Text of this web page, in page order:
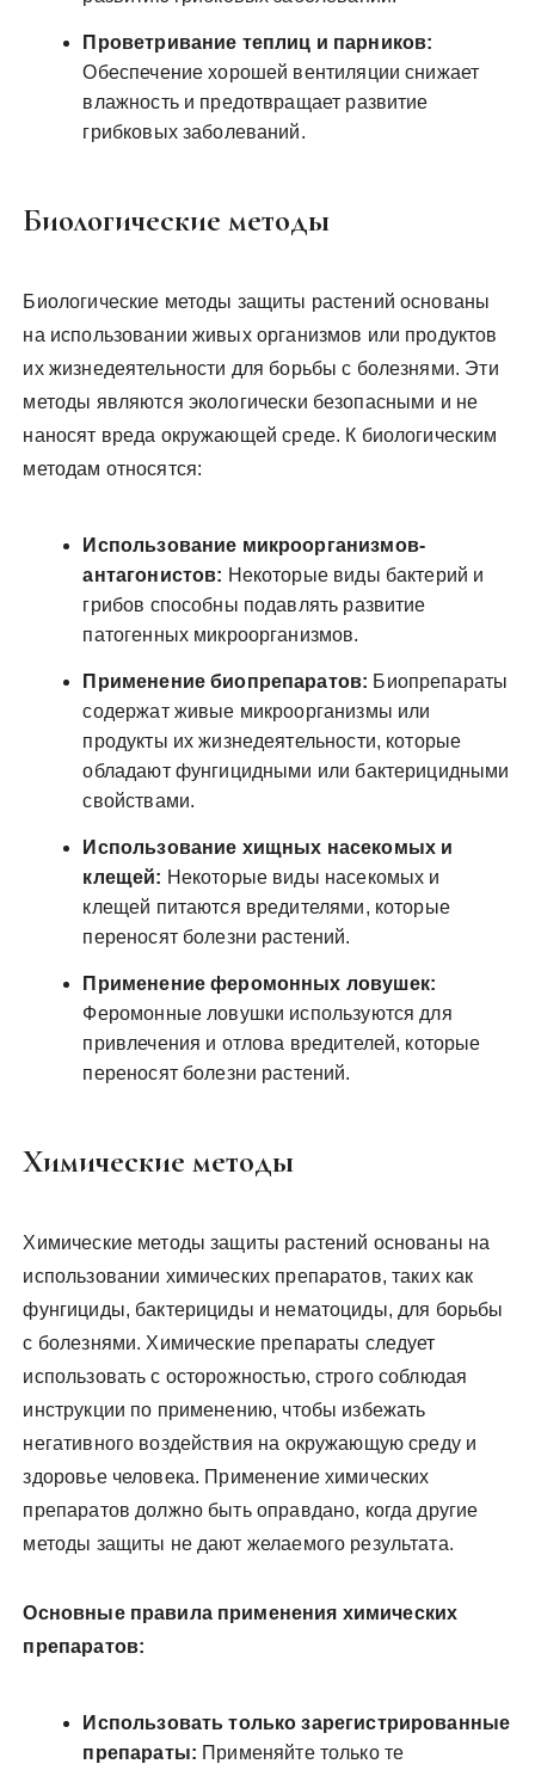
Проветривание теплиц и парников:
Обеспечение хорошей вентиляции снижает
влажность и предотвращает развитие
грибковых заболеваний.
Биологические методы
Биологические методы защиты растений основаны
на использовании живых организмов или продуктов
их жизнедеятельности для борьбы с болезнями. Эти
методы являются экологически безопасными и не
наносят вреда окружающей среде. К биологическим
методам относятся:
Использование микроорганизмов-
антагонистов: Некоторые виды бактерий и
грибов способны подавлять развитие
патогенных микроорганизмов.
Применение биопрепаратов: Биопрепараты
содержат живые микроорганизмы или
продукты их жизнедеятельности, которые
обладают фунгицидными или бактерицидными
свойствами.
Использование хищных насекомых и
клещей: Некоторые виды насекомых и
клещей питаются вредителями, которые
переносят болезни растений.
Применение феромонных ловушек:
Феромонные ловушки используются для
привлечения и отлова вредителей, которые
переносят болезни растений.
Химические методы
Химические методы защиты растений основаны на
использовании химических препаратов, таких как
фунгициды, бактерициды и нематоциды, для борьбы
с болезнями. Химические препараты следует
использовать с осторожностью, строго соблюдая
инструкции по применению, чтобы избежать
негативного воздействия на окружающую среду и
здоровье человека. Применение химических
препаратов должно быть оправдано, когда другие
методы защиты не дают желаемого результата.
Основные правила применения химических
препаратов:
Использовать только зарегистрированные
препараты: Применяйте только те